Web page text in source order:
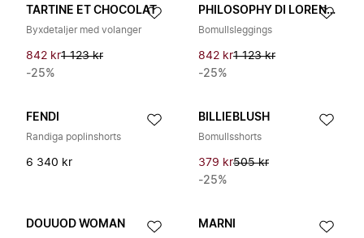
TARTINE ET CHOCOLAT
Byxdetaljer med volanger
842 kr1 123 kr
-25%
PHILOSOPHY DI LORENZO SERAFINI
Bomullsleggings
842 kr1 123 kr
-25%
FENDI
Randiga poplinshorts
6 340 kr
BILLIEBLUSH
Bomullsshorts
379 kr505 kr
-25%
DOUUOD WOMAN MARNI